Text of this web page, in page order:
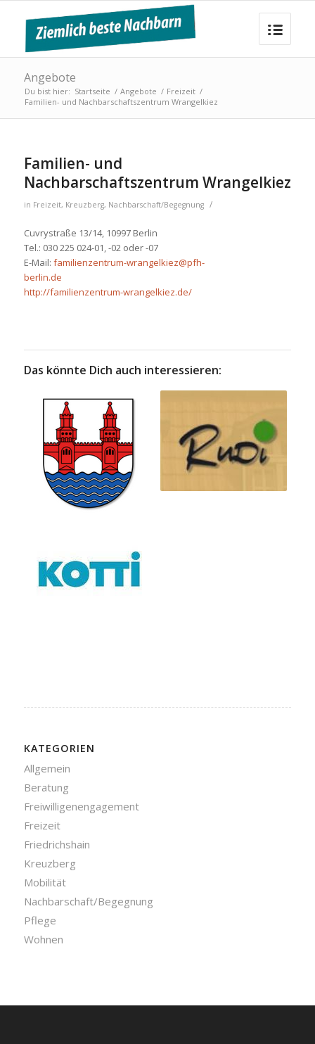
Angebote
Du bist hier: Startseite / Angebote / Freizeit /
Familien- und Nachbarschaftszentrum Wrangelkiez
Familien- und
Nachbarschaftszentrum Wrangelkiez
in Freizeit, Kreuzberg, Nachbarschaft/Begegnung /
Cuvrystraße 13/14, 10997 Berlin
Tel.: 030 225 024-01, -02 oder -07
E-Mail: familienzentrum-wrangelkiez@pfh-
berlin.de
http://familienzentrum-wrangelkiez.de/
Das könnte Dich auch interessieren:
KATEGORIEN
Allgemein
Beratung
Freiwilligenengagement
Freizeit
Friedrichshain
Kreuzberg
Mobilität
Nachbarschaft/Begegnung
Pflege
Wohnen